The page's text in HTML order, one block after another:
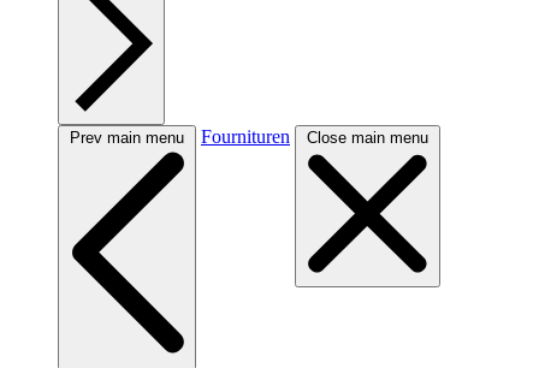
Prev main menu Fournituren Close main menu